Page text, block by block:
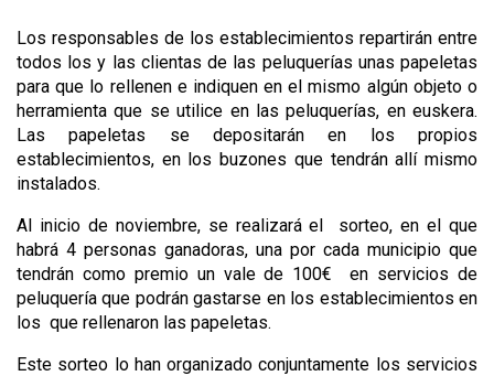
Los responsables de los establecimientos repartirán entre
todos los y las clientas de las peluquerías unas papeletas
para que lo rellenen e indiquen en el mismo algún objeto o
herramienta que se utilice en las peluquerías, en euskera.
Las papeletas se depositarán en los propios
establecimientos, en los buzones que tendrán allí mismo
instalados.
Al inicio de noviembre, se realizará el sorteo, en el que
habrá 4 personas ganadoras, una por cada municipio que
tendrán como premio un vale de 100€ en servicios de
peluquería que podrán gastarse en los establecimientos en
los que rellenaron las papeletas.
Este sorteo lo han organizado conjuntamente los servicios